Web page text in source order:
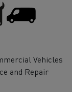
Vehicles
and Repair